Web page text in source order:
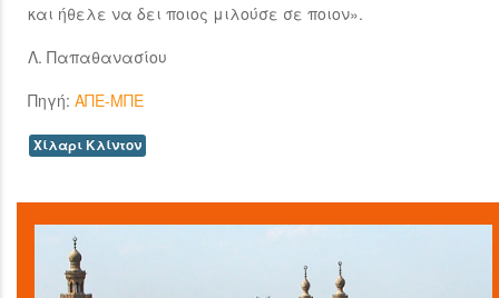
και ήθελε να δει ποιος μιλούσε σε ποιον».
Λ. Παπαθανασίου
Πηγή: ΑΠΕ-ΜΠΕ
Χίλαρι Κλίντον